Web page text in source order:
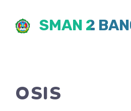
SMAN 2
OSIS